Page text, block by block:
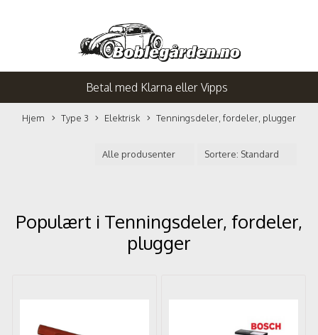
Betal med Klarna eller Vipps
Hjem Type 3 Elektrisk Tenningsdeler, fordeler, plugger
Populært i Tenningsdeler, fordeler,
plugger